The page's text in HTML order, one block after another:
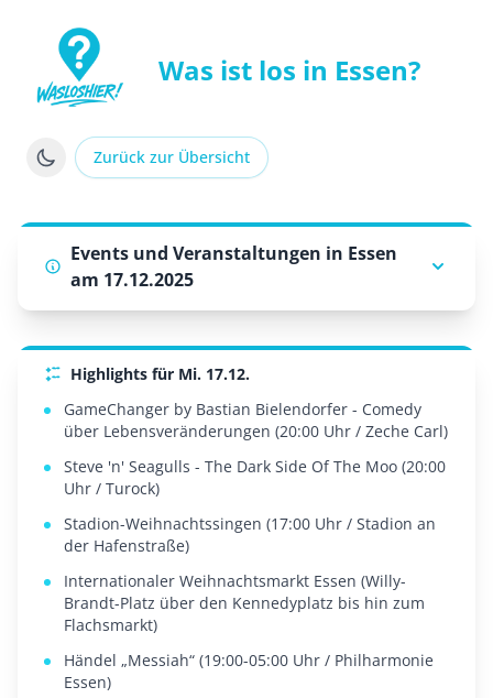
WasLosHier - Dein Portal für Events und
Was ist los in Essen?
Zurück zur Übersicht
Events und Veranstaltungen in Essen
am 17.12.2025
Highlights für Mi. 17.12.
GameChanger by Bastian Bielendorfer - Comedy
über Lebensveränderungen (20:00 Uhr / Zeche Carl)
Steve 'n' Seagulls - The Dark Side Of The Moo (20:00
Uhr / Turock)
Stadion-Weihnachtssingen (17:00 Uhr / Stadion an
der Hafenstraße)
Internationaler Weihnachtsmarkt Essen (Willy-
Brandt-Platz über den Kennedyplatz bis hin zum
Flachsmarkt)
Händel „Messiah“ (19:00-05:00 Uhr / Philharmonie
Essen)